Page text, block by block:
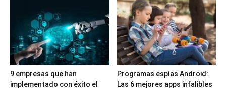
9 empresas que han
implementado con éxito el
Programas espías Android:
Las 6 mejores apps infalibles